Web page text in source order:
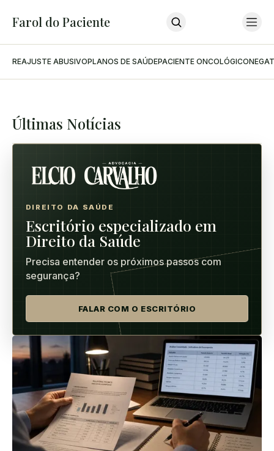
Farol do Paciente
Home
Contato
REAJUSTE ABUSIVOPLANOS DE SAÚDEPACIENTE ONCOLÓGICO
Últimas Notícias
DIREITO DA SAÚDE
Escritório especializado em
Direito da Saúde
Precisa entender os próximos passos com
segurança?
FALAR COM O ESCRITÓRIO